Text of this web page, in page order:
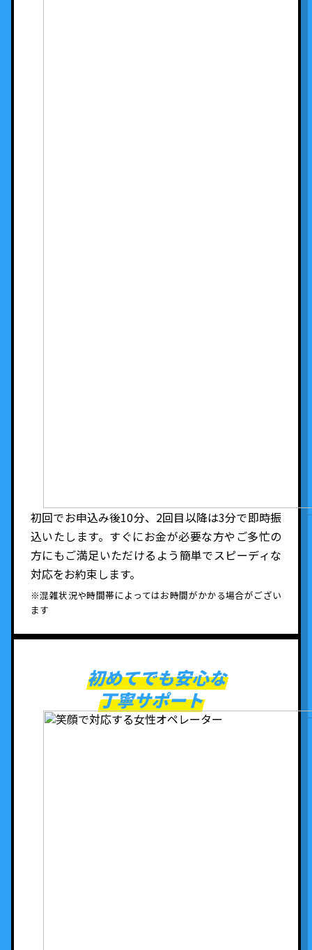
初回でお申込み後10分、2回目以降は3分で即時振
込いたします。すぐにお金が必要な方やご多忙の
方にもご満足いただけるよう簡単でスピーディな
対応をお約束します。
※混雑状況や時間帯によってはお時間がかかる場合がござい
ます
初めてでも安心な
丁寧サポート